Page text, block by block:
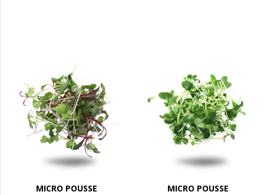
MICRO POUSSE
MICRO POUSSE